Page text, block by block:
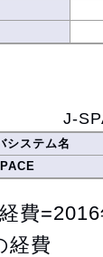
J-
システム名
費
経費